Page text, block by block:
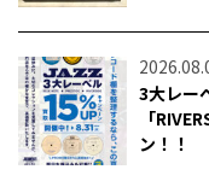
3大レー
「
ン！！